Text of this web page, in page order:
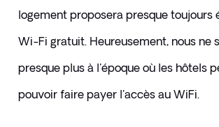
logement proposera presque toujours
Wi-Fi gratuit. Heureusement, nous ne
presque plus à l'époque où les hôtels
pouvoir faire payer l'accès au WiFi.